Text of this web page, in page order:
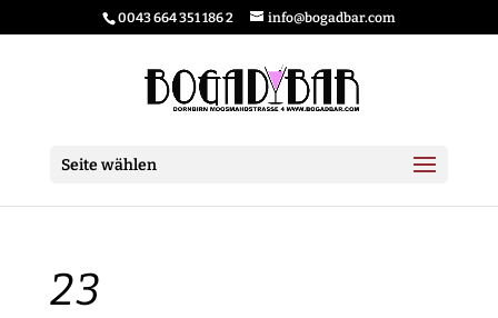
0043 664 351 186 2 info@bogadbar.com
Seite wählen
23